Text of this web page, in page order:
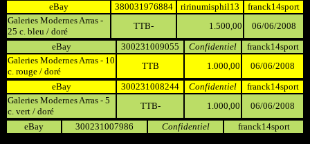
eBay
380031976884 ririnumisphil13
franck14sport
Galeries Modernes Arras -
25 c. bleu / doré
TTB- 1.500,00
06/06/2008
eBay
300231009055 Confidentiel
franck14sport
Galeries Modernes Arras - 10
c. rouge / doré
TTB 1.000,00
06/06/2008
eBay
300231008244 Confidentiel
franck14sport
Galeries Modernes Arras - 5
c. vert / doré
TTB- 1.000,00
06/06/2008
eBay
300231007986 Confidentiel franck14sport